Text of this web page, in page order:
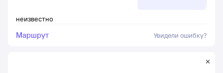
неизвестно
Маршрут Увидели ошибку?